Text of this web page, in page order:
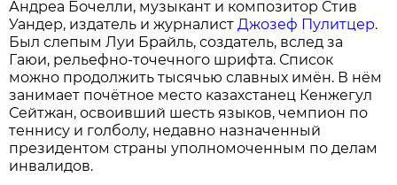
Андреа Бочелли, музыкант и композитор Стив
Уандер, издатель и журналистДжозеф Пулитцер.
Был слепым Луи Брайль, создатель, вслед за
Гаюи, рельефно-точечного шрифта. Список
можно продолжить тысячью славных имён. В нём
занимает почётное место казахстанец Кенжегул
Сейтжан, освоивший шесть языков, чемпион по
теннису и голболу, недавно назначенный
президентом страны уполномоченным по делам
инвалидов.